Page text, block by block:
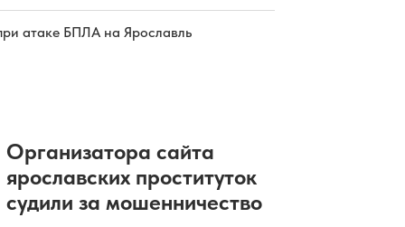
атаке БПЛА на Ярославль
Организатора сайта
ярославских проституток
судили за мошенничество